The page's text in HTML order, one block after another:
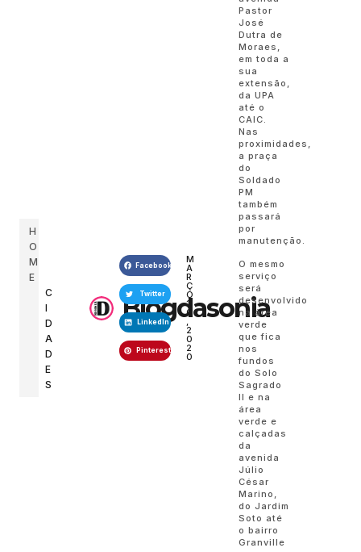
H
O
M
E
C
I
D
A
D
E
S
Blogdasonia
Facebook
Twitter
LinkedIn
Pinterest
M
A
R
Ç
O
1
0
,
2
0
2
0
Pastor
José
Dutra de
Moraes,
em toda a
sua
extensão,
da UPA
até o
CAIC.
Nas
proximidades,
a praça
do
Soldado
PM
também
passará
por
manutenção.
O mesmo
serviço
será
desenvolvido
na área
verde
que fica
nos
fundos
do Solo
Sagrado
II e na
área
verde e
calçadas
da
avenida
Júlio
César
Marino,
do Jardim
Soto até
o bairro
Granville